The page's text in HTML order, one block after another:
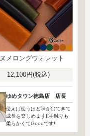
ヌメロングウォレット
12,100円(税込)
ゆめタウン徳島店 店長
使えば使うほど味が出てきて
成長を楽しめます!!手触りも
柔らかくてGoodです!!